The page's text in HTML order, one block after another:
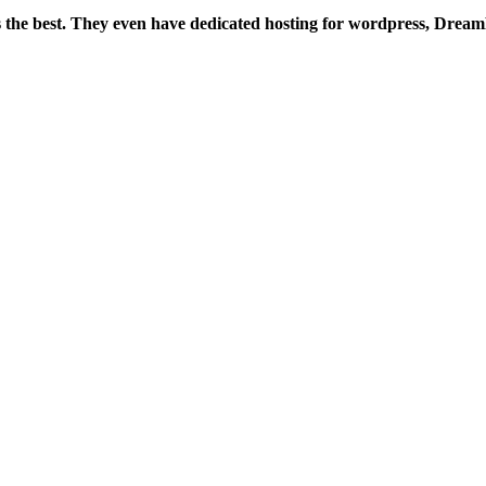
best. They even have dedicated hosting for wordpress,